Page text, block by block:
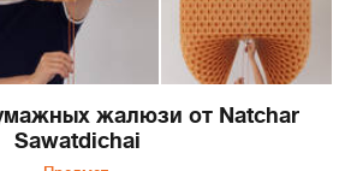
жалюзи от Natchar
Sawatdichai